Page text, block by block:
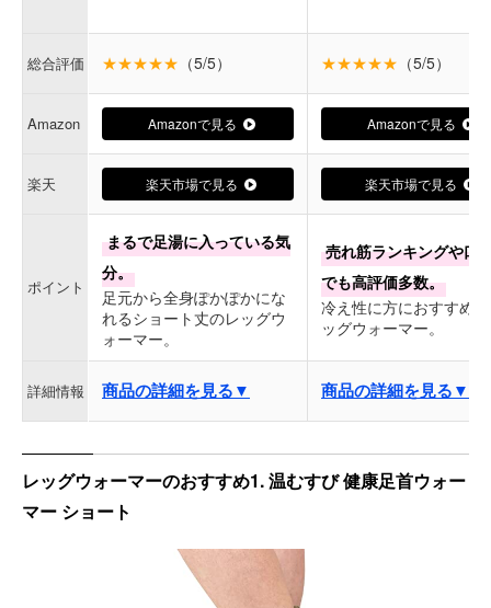
総合評価 ★★★★★ （5/5） ★★★★★ （5/5）
Amazon Amazonで見る Amazonで見る
楽天 楽天市場で見る 楽天市場で見る
ポイント
まるで足湯に入っている気
分。
足元から全身ぽかぽかにな
れるショート丈のレッグウ
ォーマー。
売れ筋ランキングや口
でも高評価多数。
冷え性に方におすすめ
ッグウォーマー。
詳細情報 商品の詳細を見る▼ 商品の詳細を見る▼
レッグウォーマーのおすすめ1. 温むすび 健康足首ウォー
マー ショート